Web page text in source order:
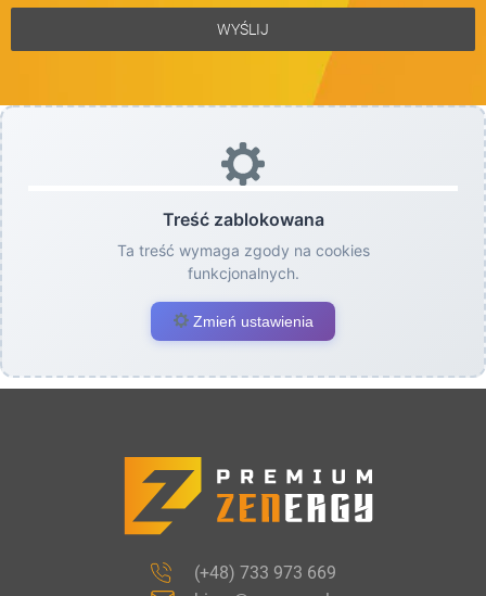
WYŚLIJ
Treść zablokowana
Ta treść wymaga zgody na cookies
funkcjonalnych.
Zmień ustawienia
(+48) 733 973 669